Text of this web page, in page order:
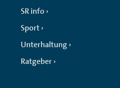
SR info
Sport
Unterhaltung
Ratgeber